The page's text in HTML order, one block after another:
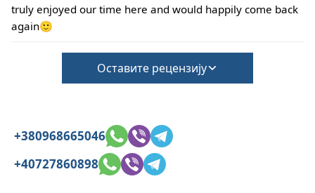
truly enjoyed our time here and would happily come back
again🙂
Оставите рецензију
+380968665046
+40727860898